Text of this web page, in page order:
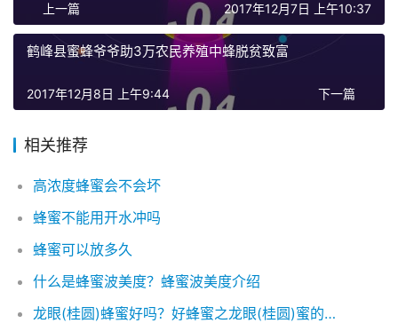
上一篇 2017年12月7日 上午10:37
鹤峰县蜜蜂爷爷助3万农民养殖中蜂脱贫致富
下一篇
2017年12月8日 上午9:44
相关推荐
高浓度蜂蜜会不会坏
蜂蜜不能用开水冲吗
蜂蜜可以放多久
什么是蜂蜜波美度？蜂蜜波美度介绍
龙眼(桂圆)蜂蜜好吗？好蜂蜜之龙眼(桂圆)蜜的功效及作用介绍